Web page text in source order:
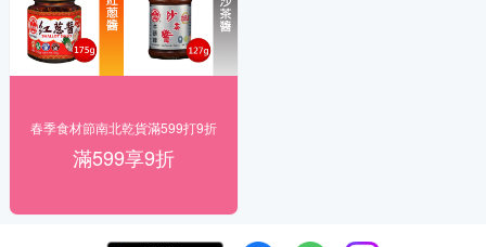
春季食材節南北乾貨滿599打9折
滿599享9折